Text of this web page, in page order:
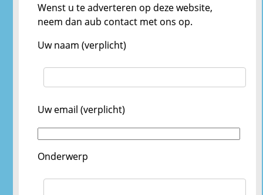
Wenst u te adverteren op deze website,
neem dan aub contact met ons op.
Uw naam (verplicht)
Uw email (verplicht)
Onderwerp